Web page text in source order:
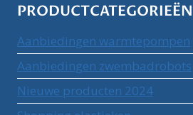
PRODUCTCATEGORIEËN
Aanbiedingen warmtepompen
Aanbiedingen zwembadrobots
Nieuwe producten 2024